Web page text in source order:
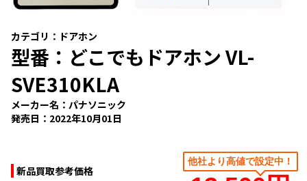
カテゴリ： ドアホン
型番： どこでもドアホン VL-
SVE310KLA
メーカー名： パナソニック
発売日： 2022年10月01日
新品買取参考価格